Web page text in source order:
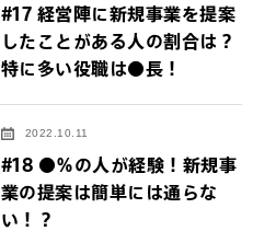
#17 経営陣に新規事業を提案
したことがある人の割合は？
特に多い役職は●長！
2022.10.11
#18 ●％の人が経験！新規事
業の提案は簡単には通らな
い！？